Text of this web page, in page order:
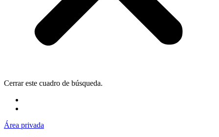
Cerrar este cuadro de búsqueda.
Área privada